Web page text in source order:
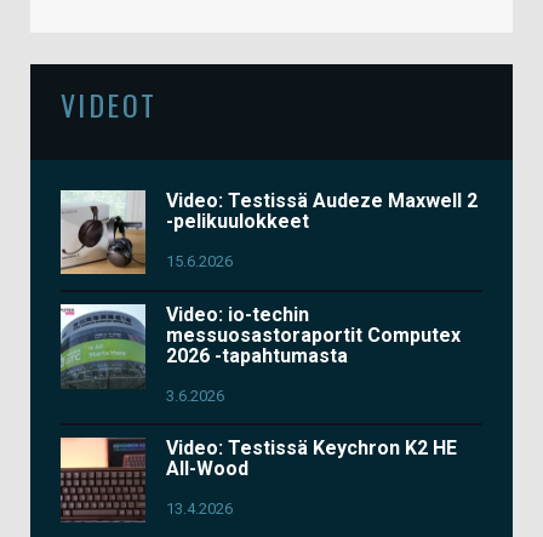
VIDEOT
Video: Testissä Audeze Maxwell 2
-pelikuulokkeet
15.6.2026
Video: io-techin
messuosastoraportit Computex
2026 -tapahtumasta
3.6.2026
Video: Testissä Keychron K2 HE
All-Wood
13.4.2026